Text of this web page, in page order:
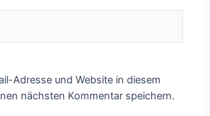
Adresse und Website in diesem
nächsten Kommentar speichern.